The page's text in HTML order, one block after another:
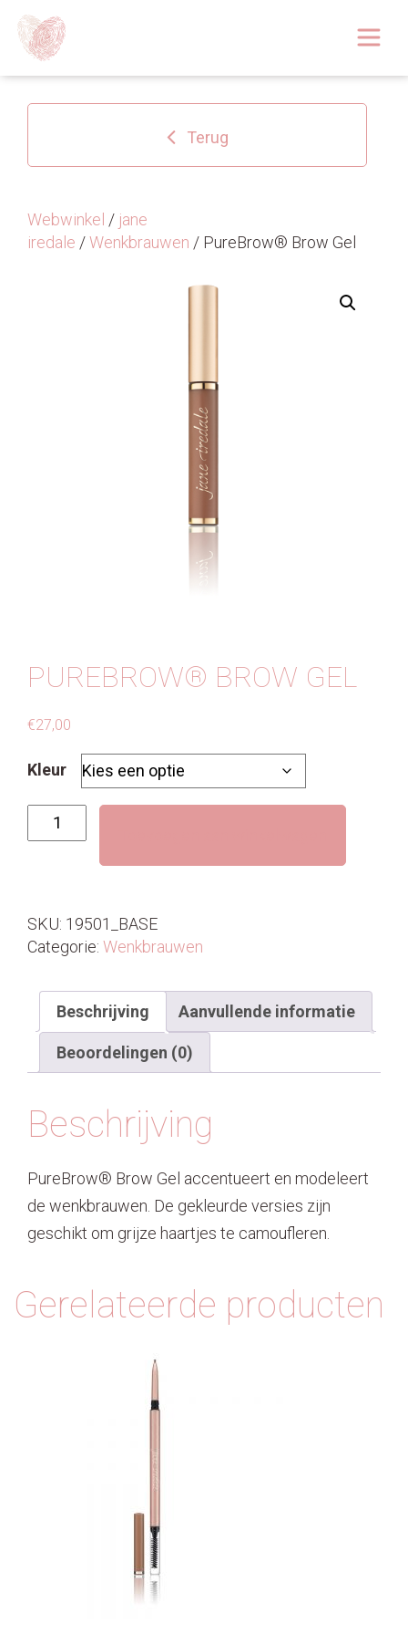
Over
Huidoplossingen
Tarieven 2026
Afspraak
Contact
Terug
Webwinkel / jane
iredale /Wenkbrauwen / PureBrow® Brow Gel
PUREBROW® BROW GEL
€27,00
Kleur
PureBrow®
Brow
SKU: 19501_BASE
Categorie: Wenkbrauwen
Beschrijving Aanvullende informatie
Beoordelingen (0)
Beschrijving
PureBrow® Brow Gel accentueert en modeleert
de wenkbrauwen. De gekleurde versies zijn
geschikt om grijze haartjes te camoufleren.
Gerelateerde producten
Dit product heeft meerdere variaties.
Deze optie kan gekozen worden op de